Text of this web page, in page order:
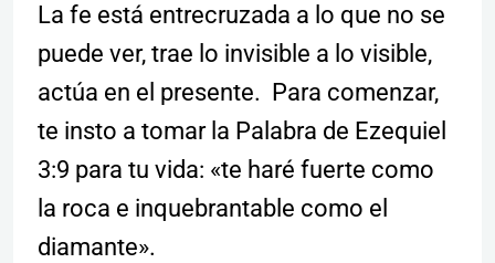
La fe está entrecruzada a lo que no se
puede ver, trae lo invisible a lo visible,
actúa en el presente. Para comenzar,
te insto a tomar la Palabra de Ezequiel
3:9 para tu vida: «te haré fuerte como
la roca e inquebrantable como el
diamante».